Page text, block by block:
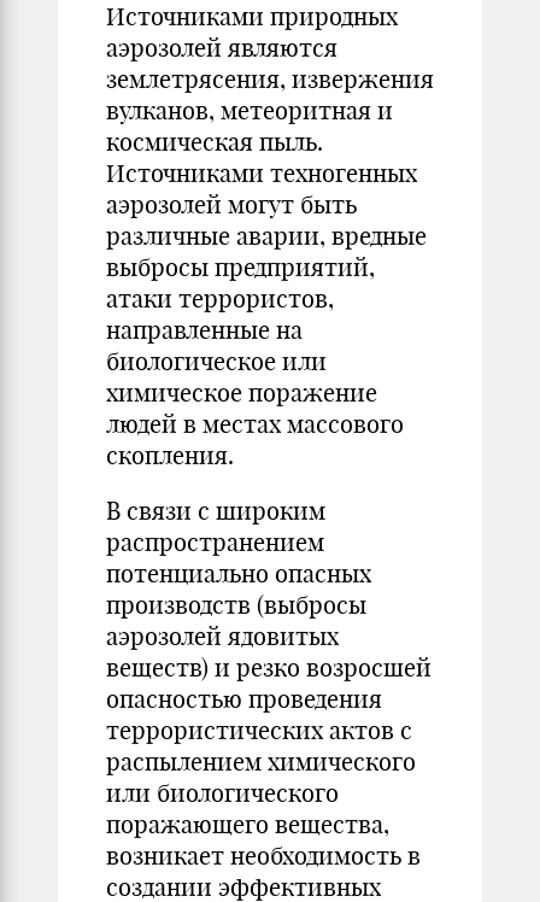
Источниками природных
аэрозолей являются
землетрясения, извержения
вулканов, метеоритная и
космическая пыль.
Источниками техногенных
аэрозолей могут быть
различные аварии, вредные
выбросы предприятий,
атаки террористов,
направленные на
биологическое или
химическое поражение
людей в местах массового
скопления.
В связи с широким
распространением
потенциально опасных
производств (выбросы
аэрозолей ядовитых
веществ) и резко возросшей
опасностью проведения
террористических актов с
распылением химического
или биологического
поражающего вещества,
возникает необходимость в
создании эффективных